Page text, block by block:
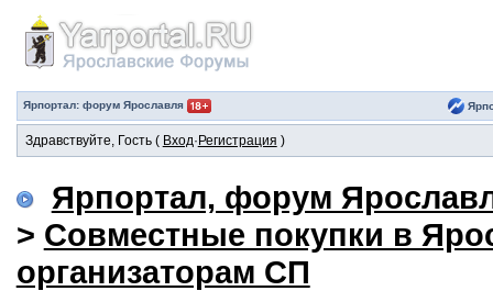
Ярпортал: форум Ярославля
Здравствуйте, Гость ( Вход· Регистрация )
Ярпортал, форум
> Совместные покупки в
организаторам СП